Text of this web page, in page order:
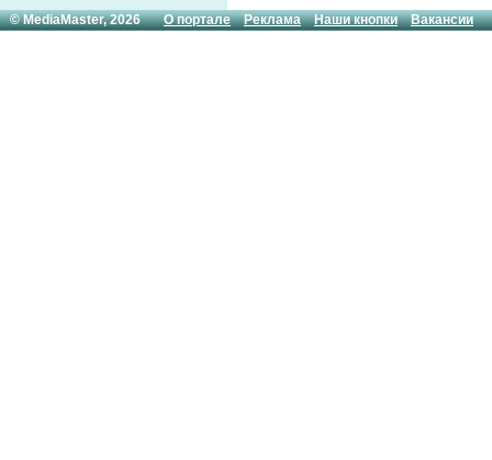
© MediaMaster, 2026О портале Реклама Наши кнопки Вакансии